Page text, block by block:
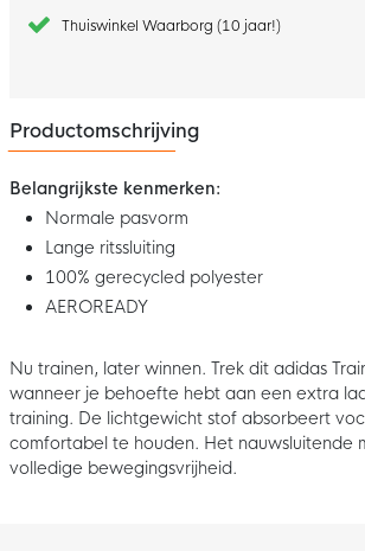
Thuiswinkel Waarborg (10 jaar!)
Productomschrijving
Belangrijkste kenmerken:
Normale pasvorm
Lange ritssluiting
100% gerecycled polyester
AEROREADY
Nu trainen, later winnen. Trek dit adidas
wanneer je behoefte hebt aan een extra
training. De lichtgewicht stof absorbeert
comfortabel te houden. Het nauwsluitende
volledige bewegingsvrijheid.